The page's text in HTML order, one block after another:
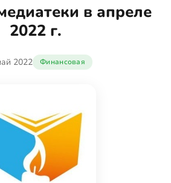
в апреле
2022 г.
2022 Финансовая